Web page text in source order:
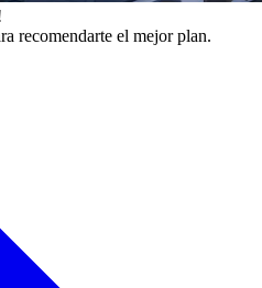
recomendarte el mejor plan.